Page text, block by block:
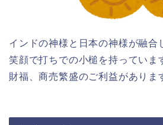
インドの神様と日本の神様が融合
笑顔で打ちでの小槌を持っていま
財福、商売繁盛のご利益がありま